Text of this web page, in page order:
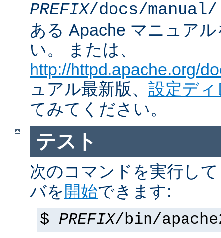
PREFIX/docs/manual/
ある Apache マニュア
い。 または、
http://httpd.apache.org/
ュアル最新版、 設定デ
てみてください。
テスト
次のコマンドを実行し
バを 開始できます:
$ PREFIX/bin/